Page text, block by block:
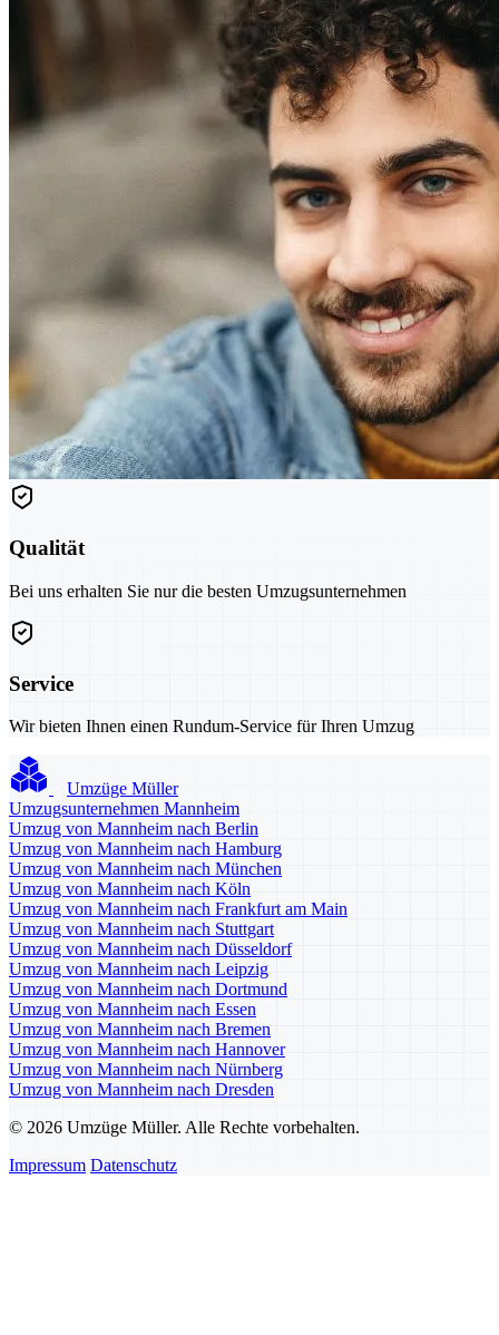
Qualität
Bei uns erhalten Sie nur die besten Umzugsunternehmen
Service
Wir bieten Ihnen einen Rundum-Service für Ihren Umzug
Umzüge Müller
Umzugsunternehmen Mannheim
Umzug von Mannheim nach Berlin
Umzug von Mannheim nach Hamburg
Umzug von Mannheim nach München
Umzug von Mannheim nach Köln
Umzug von Mannheim nach Frankfurt am Main
Umzug von Mannheim nach Stuttgart
Umzug von Mannheim nach Düsseldorf
Umzug von Mannheim nach Leipzig
Umzug von Mannheim nach Dortmund
Umzug von Mannheim nach Essen
Umzug von Mannheim nach Bremen
Umzug von Mannheim nach Hannover
Umzug von Mannheim nach Nürnberg
Umzug von Mannheim nach Dresden
© 2026 Umzüge Müller. Alle Rechte vorbehalten.
Impressum Datenschutz